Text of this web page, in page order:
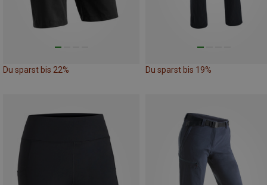
Du sparst bis 22% Du sparst bis 19%